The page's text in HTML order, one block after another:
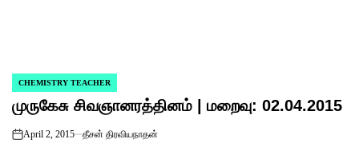
POSTED
IN
CHEMISTRY TEACHER
முருகேசு சிவஞானரத்தினம் | மறைவு: 02.04.2015
on
April 2, 2015 தீசன் திரவியநாதன்